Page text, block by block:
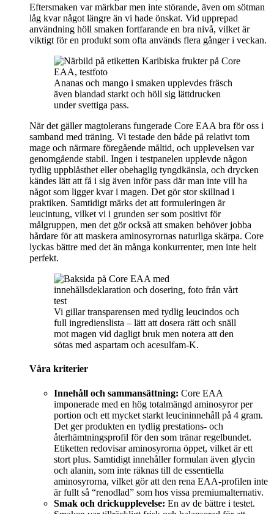
Eftersmaken var märkbar men inte störande, även om sötman
låg kvar något längre än vi hade önskat. Vid upprepad
användning höll smaken fortfarande en bra nivå, vilket är
viktigt för en produkt som ofta används flera gånger i veckan.
Ananas och mango i smaken upplevdes fräsch
även blandad starkt och höll sig lättdrucken
under svettiga pass.
När det gäller magtolerans fungerade Core EAA bra för oss i
samband med träning. Vi testade den både på relativt tom
mage och närmare föregående måltid, och upplevelsen var
genomgående stabil. Ingen i testpanelen upplevde någon
tydlig uppblåsthet eller obehaglig tyngdkänsla, och drycken
kändes lätt att få i sig även inför pass där man inte vill ha
något som ligger kvar i magen. Det gör stor skillnad i
praktiken. Samtidigt märks det att formuleringen är
leucintung, vilket vi i grunden ser som positivt för
målgruppen, men det gör också att smaken behöver jobba
hårdare för att maskera aminosyrornas naturliga skärpa. Core
lyckas bättre med det än många konkurrenter, men inte helt
perfekt.
Vi gillar transparensen med tydlig leucindos och
full ingredienslista – lätt att dosera rätt och snäll
mot magen vid dagligt bruk men notera att den
sötas med aspartam och acesulfam-K.
Våra kriterier
Innehåll och sammansättning: Core EAA
imponerade med en hög totalmängd aminosyror per
portion och ett mycket starkt leucininnehåll på 4 gram.
Det ger produkten en tydlig prestations- och
återhämtningsprofil för den som tränar regelbundet.
Etiketten redovisar aminosyrorna öppet, vilket är ett
stort plus. Samtidigt innehåller formulan även glycin
och alanin, som inte räknas till de essentiella
aminosyrorna, vilket gör att den rena EAA-profilen inte
är fullt så “renodlad” som hos vissa premiumalternativ.
Smak och drickupplevelse: En av de bättre i testet.